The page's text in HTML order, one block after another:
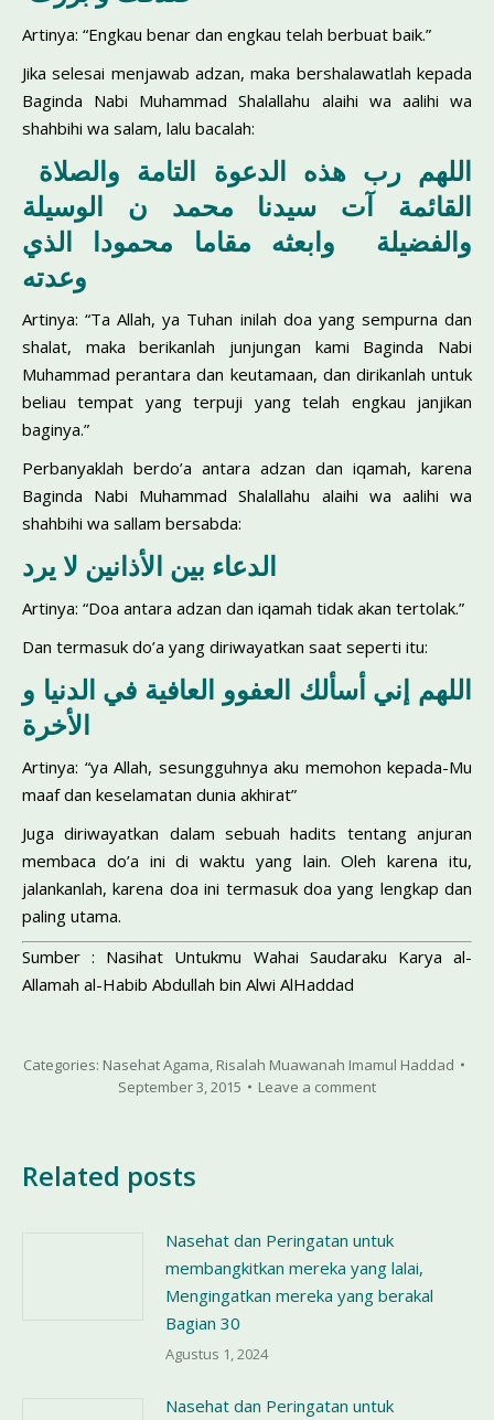
Artinya: “Engkau benar dan engkau telah berbuat baik.”
Jika selesai menjawab adzan, maka bershalawatlah kepada
Baginda Nabi Muhammad Shalallahu alaihi wa aalihi wa
shahbihi wa salam, lalu bacalah:
القائمة آت سيدنا محمد ن الوسيلة
والفضيلة وابعثه مقاما محمودا الذي
وعدته
Artinya: “Ta Allah, ya Tuhan inilah doa yang sempurna dan
shalat, maka berikanlah junjungan kami Baginda Nabi
Muhammad perantara dan keutamaan, dan dirikanlah untuk
beliau tempat yang terpuji yang telah engkau janjikan
baginya.”
Perbanyaklah berdo’a antara adzan dan iqamah, karena
Baginda Nabi Muhammad Shalallahu alaihi wa aalihi wa
shahbihi wa sallam bersabda:
الدعاء بين الأذانين لا يرد
Artinya: “Doa antara adzan dan iqamah tidak akan tertolak.”
Dan termasuk do’a yang diriwayatkan saat seperti itu:
اللهم إني أسألك العفوو العافية في الدنيا و
الأخرة
Artinya: “ya Allah, sesungguhnya aku memohon kepada-Mu
maaf dan keselamatan dunia akhirat”
Juga diriwayatkan dalam sebuah hadits tentang anjuran
membaca do’a ini di waktu yang lain. Oleh karena itu,
jalankanlah, karena doa ini termasuk doa yang lengkap dan
paling utama.
Sumber : Nasihat Untukmu Wahai Saudaraku Karya al-
Allamah al-Habib Abdullah bin Alwi AlHaddad
Categories: Nasehat Agama, Risalah Muawanah Imamul Haddad
September 3, 2015
Leave a comment
Related posts
Nasehat dan Peringatan untuk
membangkitkan mereka yang lalai,
Mengingatkan mereka yang berakal
Bagian 30
Agustus 1, 2024
Nasehat dan Peringatan untuk